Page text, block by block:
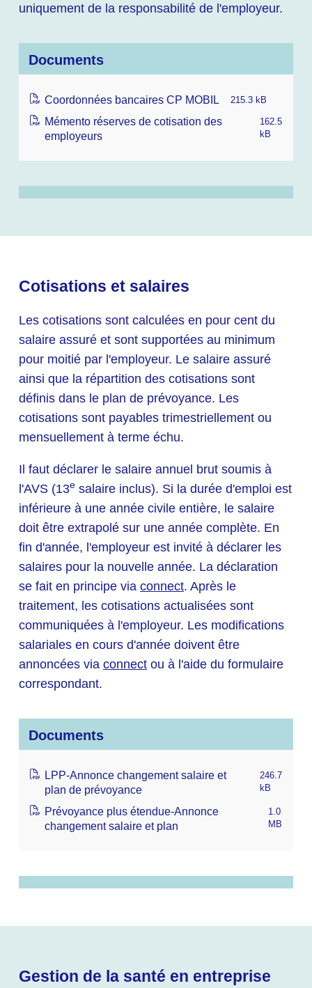
uniquement de la responsabilité de l'employeur.
Documents
Coordonnées bancaires CP MOBIL 215.3 kB
Mémento réserves de cotisation des
employeurs
162.5
kB
Cotisations et salaires
Les cotisations sont calculées en pour cent du
salaire assuré et sont supportées au minimum
pour moitié par l'employeur. Le salaire assuré
ainsi que la répartition des cotisations sont
définis dans le plan de prévoyance. Les
cotisations sont payables trimestriellement ou
mensuellement à terme échu.
Il faut déclarer le salaire annuel brut soumis à
l'AVS (13e salaire inclus). Si la durée d'emploi est
inférieure à une année civile entière, le salaire
doit être extrapolé sur une année complète. En
fin d'année, l'employeur est invité à déclarer les
salaires pour la nouvelle année. La déclaration
se fait en principe via connect. Après le
traitement, les cotisations actualisées sont
communiquées à l'employeur. Les modifications
salariales en cours d'année doivent être
annoncées via connect ou à l'aide du formulaire
correspondant.
Documents
LPP-Annonce changement salaire et
plan de prévoyance
246.7
kB
Prévoyance plus étendue-Annonce
changement salaire et plan
1.0
MB
Gestion de la santé en entreprise